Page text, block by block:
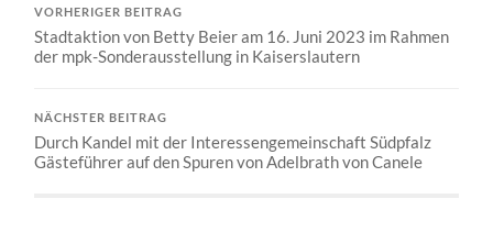
VORHERIGER BEITRAG
Stadtaktion von Betty Beier am 16. Juni 2023 im Rahmen
der mpk-Sonderausstellung in Kaiserslautern
NÄCHSTER BEITRAG
Durch Kandel mit der Interessengemeinschaft Südpfalz
Gästeführer auf den Spuren von Adelbrath von Canele